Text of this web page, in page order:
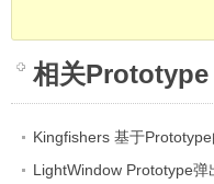
相关Prototype
Kingfishers 基于
LightWindow Prototype弹